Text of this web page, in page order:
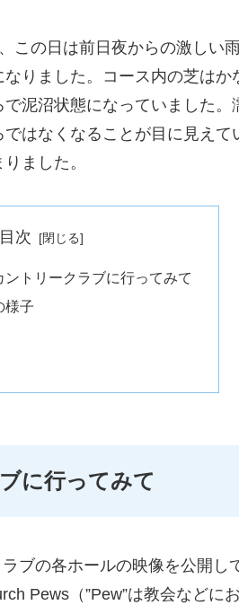
この日は前日夜からの激しい
りました。コース内の芝はか
泥沼状態になっていました。
はなくなることが目に見え
ました。
目次
ントリークラブに行ってみて
様子
に行ってみて
ブの各ホールの映像を公開し
Pews（”Pew”は教会などに